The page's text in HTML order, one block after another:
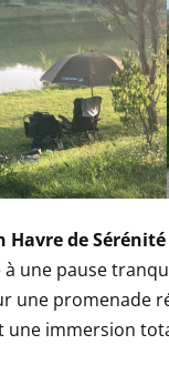
Havre de Sérénité
une pause
une promenade
immersion